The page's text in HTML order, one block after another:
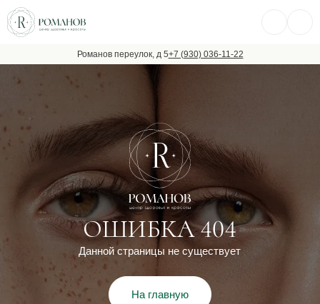
Романов переулок, д 5+7 (930) 036-11-22
ОШИБКА 404
Данной страницы не существует
На главную